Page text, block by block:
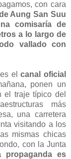
con cara
Aung San Suu
comisaría de
a lo largo de
vallado con
es elcanal oficial
ponen un
el traje típico del
más
una carretera
visitando a los
mismas chicas
con la Junta
propaganda es